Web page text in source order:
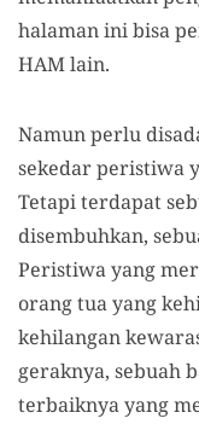
halaman ini bisa
HAM lain.
Namun perlu
sekedar peristiwa
Tetapi terdapat
disembuhkan,
Peristiwa yang
orang tua yang
kehilangan
geraknya, sebuah
terbaiknya yang